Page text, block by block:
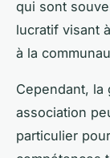
qui sont
lucratif visant
à la
Cependant,
association
particulier